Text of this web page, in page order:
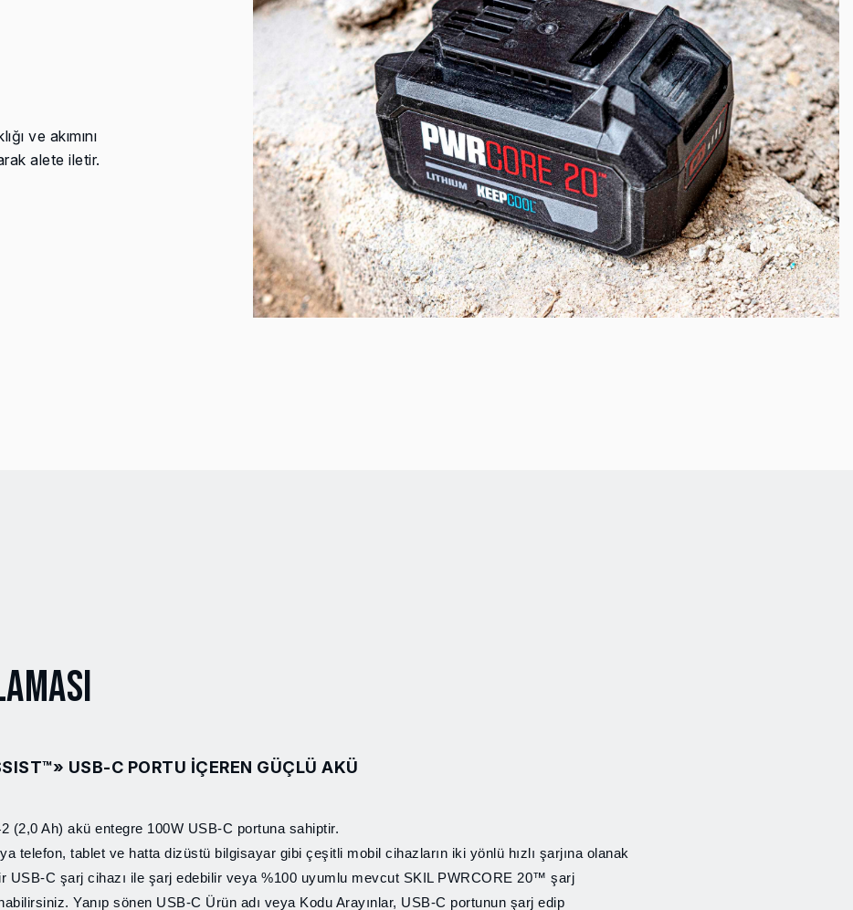
ve akımını
alete iletir.
USB-C PORTU IÇEREN GÜÇLÜ AKÜ
(2,0 Ah) akü entegre 100W USB-C portuna sahiptir.
telefon, tablet ve hatta dizüstü bilgisayar gibi çeşitli mobil cihazların iki yönlü hızlı şarjına olanak
USB-C şarj cihazı ile şarj edebilir veya %100 uyumlu mevcut SKIL PWRCORE 20™ şarj
Yanıp sönen USB-C Ürün adı veya Kodu Arayınlar, USB-C portunun şarj edip